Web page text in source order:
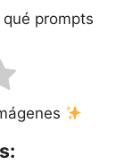
prompts